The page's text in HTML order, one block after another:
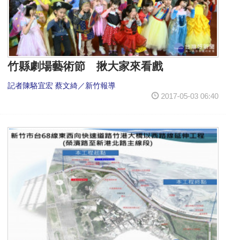
竹縣劇場藝術節 揪大家來看戲
記者陳駱宜宏 蔡文綺／新竹報導
2017-05-03 06:40